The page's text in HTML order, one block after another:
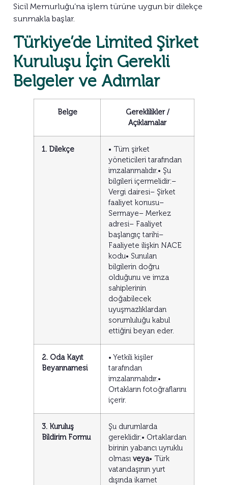
Sicil Memurluğu’na işlem türüne uygun bir dilekçe
sunmakla başlar.
Türkiye’de Limited Şirket
Kuruluşu İçin Gerekli
Belgeler ve Adımlar
Belge
Gereklilikler /
Açıklamalar
1. Dilekçe
• Tüm şirket
yöneticileri tarafından
imzalanmalıdır.• Şu
bilgileri içermelidir:–
Vergi dairesi– Şirket
faaliyet konusu–
Sermaye– Merkez
adresi– Faaliyet
başlangıç tarihi–
Faaliyete ilişkin NACE
kodu• Sunulan
bilgilerin doğru
olduğunu ve imza
sahiplerinin
doğabilecek
uyuşmazlıklardan
sorumluluğu kabul
ettiğini beyan eder.
2. Oda Kayıt
Beyannamesi
• Yetkili kişiler
tarafından
imzalanmalıdır.•
Ortakların fotoğraflarını
içerir.
3. Kuruluş
Bildirim Formu
Şu durumlarda
gereklidir:• Ortaklardan
birinin yabancı uyruklu
olması veya• Türk
vatandaşının yurt
dışında ikamet